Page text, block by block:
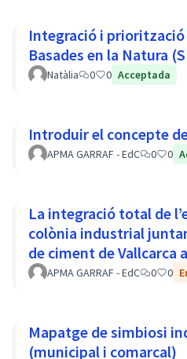
Integració i priorització
Basades en la Natura
Natàlia 0 0 Acceptada
Introduir el concepte
APMA GARRAF - EdC 0 0
La integració total de
colònia industrial
de ciment de Vallcarca
Parc del Garraf
APMA GARRAF - EdC 0 0
Mapatge de simbiosi
(municipal i comarcal)